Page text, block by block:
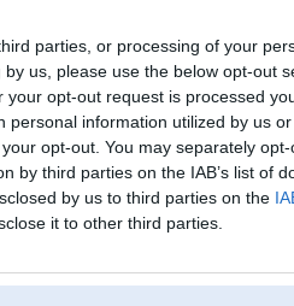
parties, or processing of your
us, please use the below opt-out
opt-out request is processed
information utilized by us
opt-out. You may separately
by third parties on the IAB’s list of
by us to third parties on the
it to other third parties.
profils
Pēdējo reizi manīts: 22. Jun 2023, 17:00
Skrimslis
3
ziņojumi forumā]